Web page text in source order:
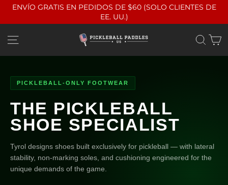
al
ENVÍO GRATIS EN PEDIDOS DE $60 (SOLO CLIENTES DE
EE. UU.)
PICKLEBALL-ONLY FOOTWEAR
THE PICKLEBALL
SHOE SPECIALIST
Tyrol designs shoes built exclusively for pickleball — with lateral
stability, non-marking soles, and cushioning engineered for the
unique demands of the game.